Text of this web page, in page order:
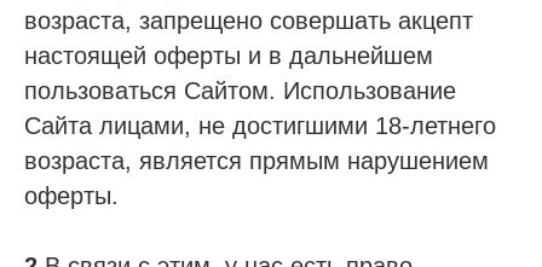
возраста, запрещено совершать акцепт
настоящей оферты и в дальнейшем
пользоваться Сайтом. Использование
Сайта лицами, не достигшими 18-летнего
возраста, является прямым нарушением
оферты.